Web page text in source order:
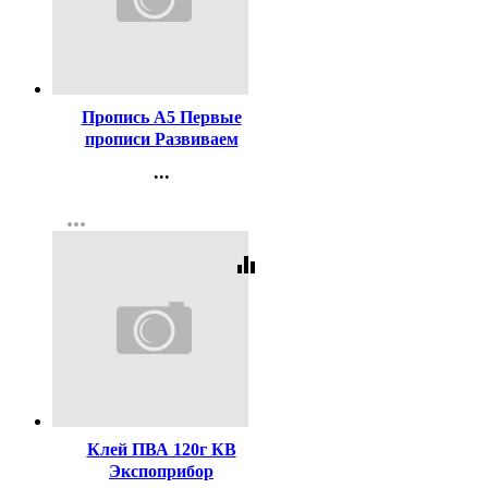
Пропись А5 Первые
прописи Развиваем
арт.33200
...
Регистрация
more_horiz
equalizer
Клей ПВА 120г КВ
Экспоприбор